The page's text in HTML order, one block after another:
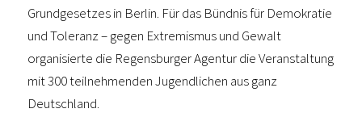
Grundgesetzes in Berlin. Für das Bündnis für Demokratie
und Toleranz – gegen Extremismus und Gewalt
organisierte die Regensburger Agentur die Veranstaltung
mit 300 teilnehmenden Jugendlichen aus ganz
Deutschland.